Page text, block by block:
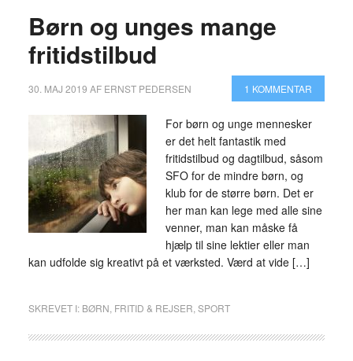
Børn og unges mange
fritidstilbud
30. MAJ 2019 AF ERNST PEDERSEN 1 KOMMENTAR
For børn og unge mennesker
er det helt fantastik med
fritidstilbud og dagtilbud, såsom
SFO for de mindre børn, og
klub for de større børn. Det er
her man kan lege med alle sine
venner, man kan måske få
hjælp til sine lektier eller man
kan udfolde sig kreativt på et værksted. Værd at vide […]
SKREVET I: BØRN FRITID & REJSER SPORT